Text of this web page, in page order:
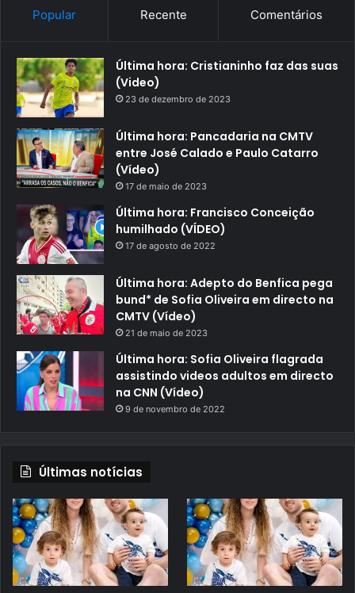
Popular Recente Comentários
Última hora: Cristianinho faz das suas
(Video)
23 de dezembro de 2023
Última hora: Pancadaria na CMTV
entre José Calado e Paulo Catarro
(Vídeo)
17 de maio de 2023
Última hora: Francisco Conceição
humilhado (VÍDEO)
17 de agosto de 2022
Última hora: Adepto do Benfica pega
bund* de Sofia Oliveira em directo na
CMTV (Vídeo)
21 de maio de 2023
Última hora: Sofia Oliveira flagrada
assistindo videos adultos em directo
na CNN (Vídeo)
9 de novembro de 2022
Últimas notícias